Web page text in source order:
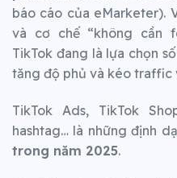
báo cáo của eMarketer).
và cơ chế “không cần
TikTok đang là lựa chọn
tăng độ phủ và kéo traffic
TikTok Ads, TikTok
hashtag… là những định
trong năm 2025.